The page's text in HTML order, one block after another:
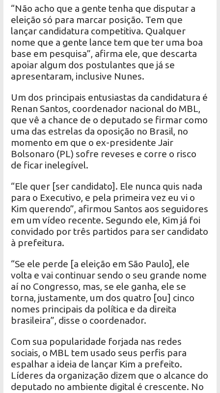
“Não acho que a gente tenha que disputar a
eleição só para marcar posição. Tem que
lançar candidatura competitiva. Qualquer
nome que a gente lance tem que ter uma boa
base em pesquisa”, afirma ele, que descarta
apoiar algum dos postulantes que já se
apresentaram, inclusive Nunes.
Um dos principais entusiastas da candidatura é
Renan Santos, coordenador nacional do MBL,
que vê a chance de o deputado se firmar como
uma das estrelas da oposição no Brasil, no
momento em que o ex-presidente Jair
Bolsonaro (PL) sofre reveses e corre o risco
de ficar inelegível.
“Ele quer [ser candidato]. Ele nunca quis nada
para o Executivo, e pela primeira vez eu vi o
Kim querendo”, afirmou Santos aos seguidores
em um vídeo recente. Segundo ele, Kim já foi
convidado por três partidos para ser candidato
à prefeitura.
“Se ele perde [a eleição em São Paulo], ele
volta e vai continuar sendo o seu grande nome
aí no Congresso, mas, se ele ganha, ele se
torna, justamente, um dos quatro [ou] cinco
nomes principais da política e da direita
brasileira”, disse o coordenador.
Com sua popularidade forjada nas redes
sociais, o MBL tem usado seus perfis para
espalhar a ideia de lançar Kim a prefeito.
Líderes da organização dizem que o alcance do
deputado no ambiente digital é crescente. No